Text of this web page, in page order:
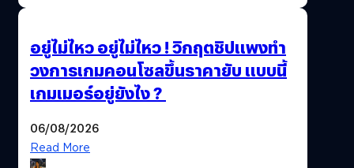
อยู่ไม่ไหว อยู่ไม่ไหว ! วิกฤตชิปแพงทำ
วงการเกมคอนโซลขึ้นราคายับ แบบนี้
เกมเมอร์อยู่ยังไง ?
06/08/2026
Read More